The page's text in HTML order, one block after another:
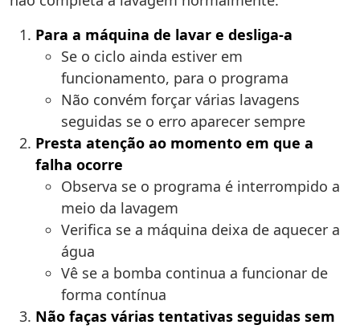
Para a máquina de lavar e desliga-a
Se o ciclo ainda estiver em
funcionamento, para o programa
Não convém forçar várias lavagens
seguidas se o erro aparecer sempre
Presta atenção ao momento em que a
falha ocorre
Observa se o programa é interrompido a
meio da lavagem
Verifica se a máquina deixa de aquecer a
água
Vê se a bomba continua a funcionar de
forma contínua
Não faças várias tentativas seguidas sem